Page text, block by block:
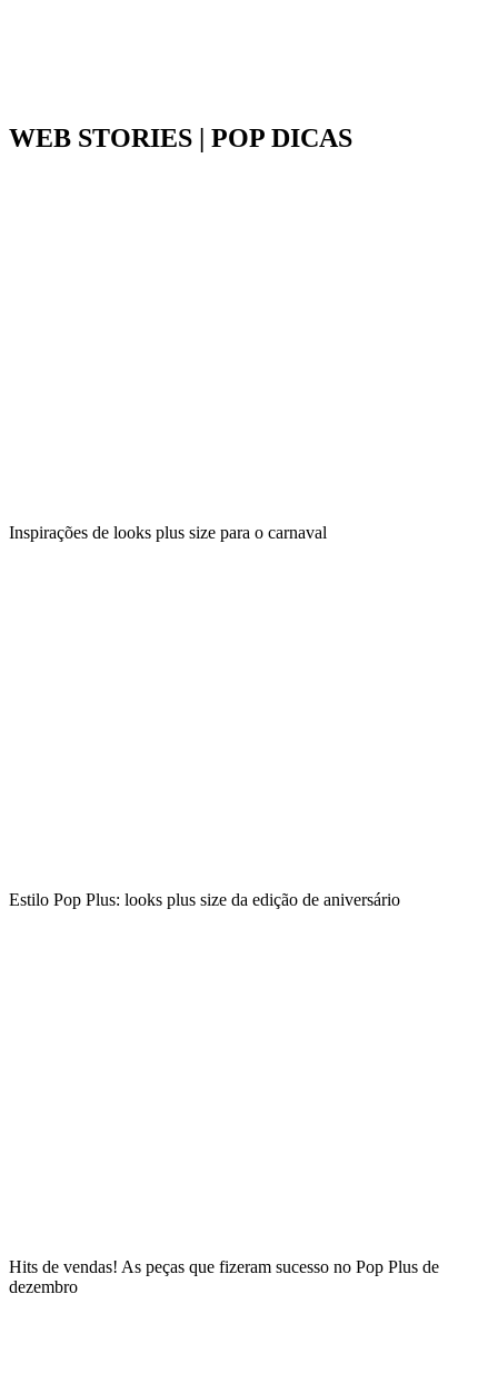
WEB STORIES | POP DICAS
Inspirações de looks plus size para o carnaval
Estilo Pop Plus: looks plus size da edição de aniversário
Hits de vendas! As peças que fizeram sucesso no Pop Plus de
dezembro